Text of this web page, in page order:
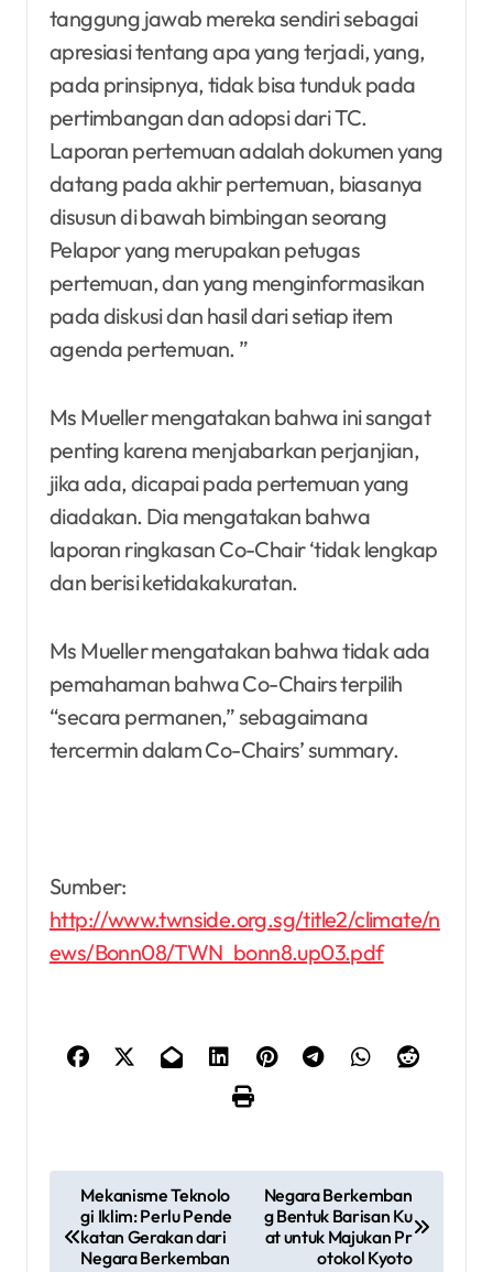
tanggung jawab mereka sendiri sebagai
apresiasi tentang apa yang terjadi, yang,
pada prinsipnya, tidak bisa tunduk pada
pertimbangan dan adopsi dari TC.
Laporan pertemuan adalah dokumen yang
datang pada akhir pertemuan, biasanya
disusun di bawah bimbingan seorang
Pelapor yang merupakan petugas
pertemuan, dan yang menginformasikan
pada diskusi dan hasil dari setiap item
agenda pertemuan. ”
Ms Mueller mengatakan bahwa ini sangat
penting karena menjabarkan perjanjian,
jika ada, dicapai pada pertemuan yang
diadakan. Dia mengatakan bahwa
laporan ringkasan Co-Chair ‘tidak lengkap
dan berisi ketidakakuratan.
Ms Mueller mengatakan bahwa tidak ada
pemahaman bahwa Co-Chairs terpilih
“secara permanen,” sebagaimana
tercermin dalam Co-Chairs’ summary.
Sumber:
http://www.twnside.org.sg/title2/climate/n
ews/Bonn08/TWN_bonn8.up03.pdf
o
Mekanisme Teknolo
gi Iklim: Perlu Pende
katan Gerakan dari
Negara Berkemban
Negara Berkemban
g Bentuk Barisan Ku
at untuk Majukan Pr
otokol Kyoto